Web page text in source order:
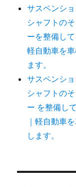
サスペンシ
シャフトの
ーを整備し
軽自動車を
ます。
サスペンシ
シャフトの
ー を整備し
｜軽自動車
します。